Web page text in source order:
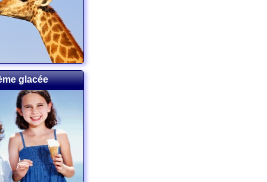
glacée